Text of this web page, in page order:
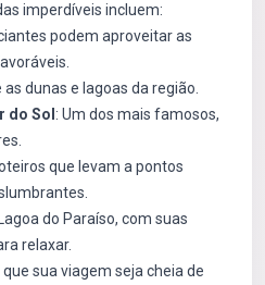
imperdíveis incluem:
podem aproveitar as
as dunas e lagoas da região.
do Sol : Um dos mais famosos,
que levam a pontos
do Paraíso, com suas
relaxar.
sua viagem seja cheia de